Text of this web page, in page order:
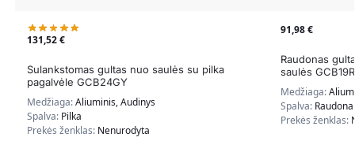
131,52€
Sulankstomas gultas nuo saulės su pilka
pagalvėle GCB24GY
Medžiaga:Aliuminis, Audinys
Spalva: Pilka
Prekės ženklas: Nenurodyta
91,98€
Raudonas
saulės
Medžiaga:
Spalva: Raudona
Prekės ženklas: